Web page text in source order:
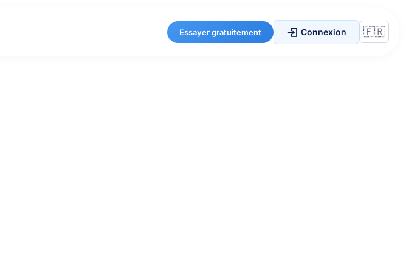
Essayer gratuitement Connexion